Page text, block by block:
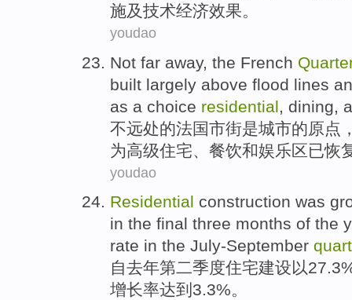
施及技术经济效果。
youdao
Not far away, the French
built largely above flood lines
as a choice residential dining
不远处的法国市街是城市的原点
为高级住宅 餐饮和娱乐区已恢
youdao
Residential construction was
in the final three months of the
rate in the July-September
自去年第二季度住宅建设以
增长率达到3.3%。